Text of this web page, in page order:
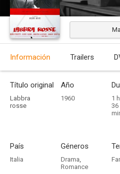
Información Trailers
Título original
Labbra
rosse
Año
1960
1
36
País
Italia
Géneros
Drama,
Romance